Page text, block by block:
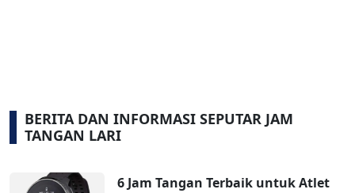
BERITA DAN INFORMASI SEPUTAR JAM
TANGAN LARI
6 Jam Tangan Terbaik untuk Atlet